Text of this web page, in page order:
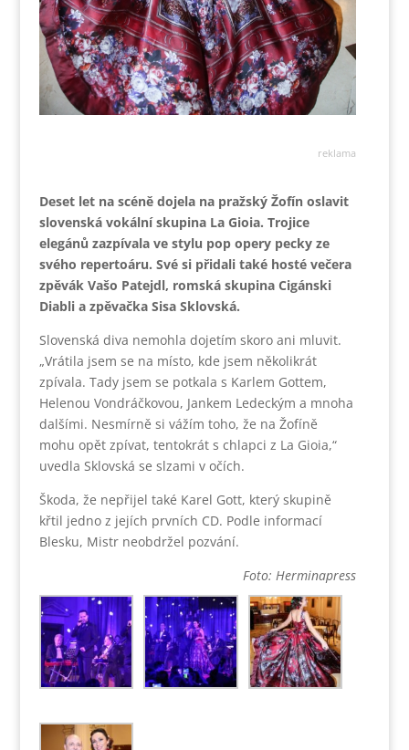
reklama
Deset let na scéně dojela na pražský Žofín oslavit
slovenská vokální skupina La Gioia. Trojice
elegánů zazpívala ve stylu pop opery pecky ze
svého repertoáru. Své si přidali také hosté večera
zpěvák Vašo Patejdl, romská skupina Cigánski
Diabli a zpěvačka Sisa Sklovská.
Slovenská diva nemohla dojetím skoro ani mluvit.
„Vrátila jsem se na místo, kde jsem několikrát
zpívala. Tady jsem se potkala s Karlem Gottem,
Helenou Vondráčkovou, Jankem Ledeckým a mnoha
dalšími. Nesmírně si vážím toho, že na Žofíně
mohu opět zpívat, tentokrát s chlapci z La Gioia,“
uvedla Sklovská se slzami v očích.
Škoda, že nepřijel také Karel Gott, který skupině
křtil jedno z jejích prvních CD. Podle informací
Blesku, Mistr neobdržel pozvání.
Foto: Herminapress